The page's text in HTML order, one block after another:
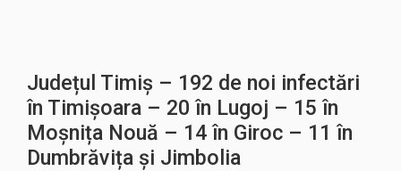
Județul Timiș – 192 de noi infectări
în Timișoara – 20 în Lugoj – 15 în
Moșnița Nouă – 14 în Giroc – 11 în
Dumbrăvița și Jimbolia